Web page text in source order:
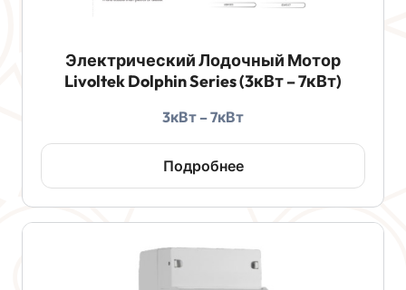
Электрический Лодочный Мотор
Livoltek Dolphin Series (3кВт – 7кВт)
3кВт – 7кВт
Подробнее